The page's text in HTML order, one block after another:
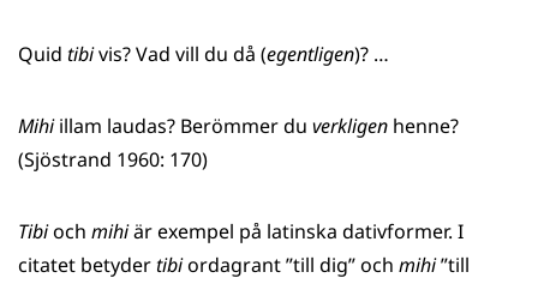
Quid tibivis? Vad vill du då (egentligen)? …
Mihiillam laudas? Berömmer du verkligen henne?
(Sjöstrand 1960: 170)
Tibioch mihiär exempel på latinska dativformer. I
citatet betydertibiordagrant ”till dig” och mihi”till